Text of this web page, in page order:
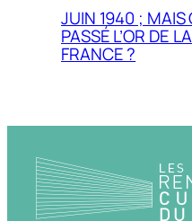
JUIN 1940 ; MAIS
PASSÉ L’OR DE
FRANCE ?